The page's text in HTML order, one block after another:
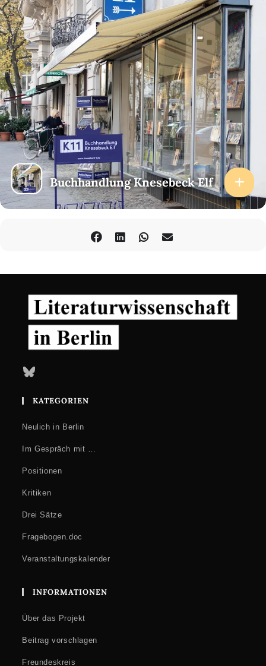
Buchhandlung Knesebeck Elf
Bluesky
KATEGORIEN
Neulich in Berlin
Im Gespräch mit …
Positionen
Kritiken
Drei Sätze
Fragebogen.doc
Veranstaltungskalender
INFORMATIONEN
Über das Projekt
Beitrag vorschlagen
Freundeskreis